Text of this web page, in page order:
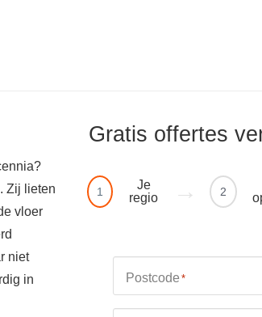
Zij lieten
vloer
niet
in
Gratis offertes
1
Je
regio
2
Postcode *